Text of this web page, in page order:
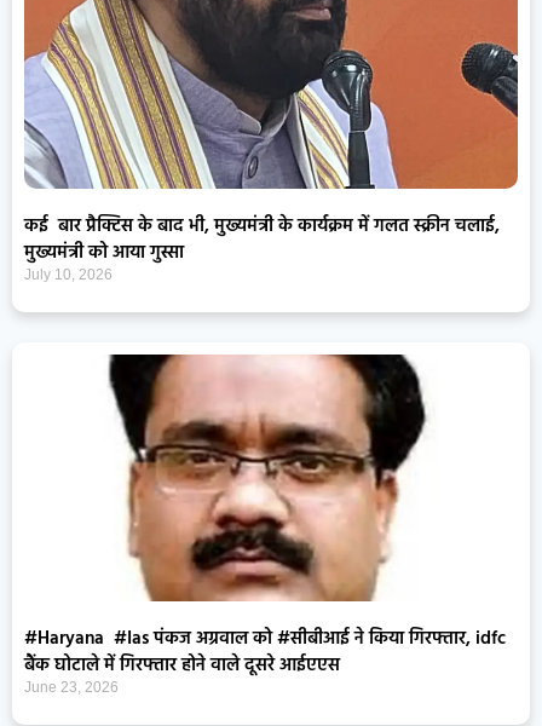
कई बार प्रैक्टिस के बाद भी, मुख्यमंत्री के कार्यक्रम में गलत स्क्रीन चलाई,
मुख्यमंत्री को आया गुस्सा
July 10, 2026
#Haryana #Ias पंकज अग्रवाल को #सीबीआई ने किया गिरफ्तार, idfc
बैंक घोटाले में गिरफ्तार होने वाले दूसरे आईएएस
June 23, 2026